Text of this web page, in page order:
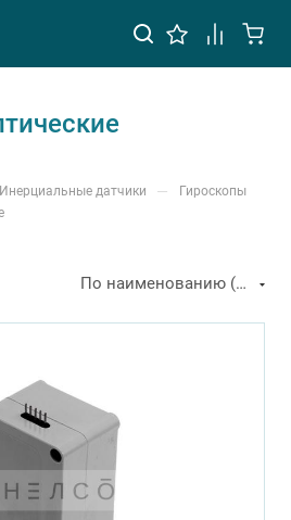
Инерциальные датчики — Гироскопы
По наименованию (А-Я)